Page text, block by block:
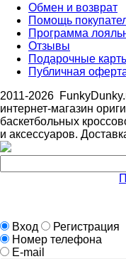
Обмен и возврат
Помощь
Программа
Отзывы
Подарочные
Публичная
2011-2026
интернет-магазин
баскетбольных
и аксессуаров.
Вход
Регистрация
Номер телефона
E-mail